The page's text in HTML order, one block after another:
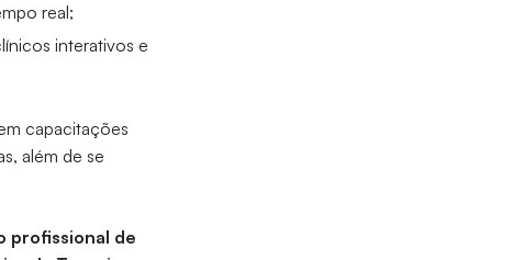
real;
interativos e
capacitações
além de se
profissional de